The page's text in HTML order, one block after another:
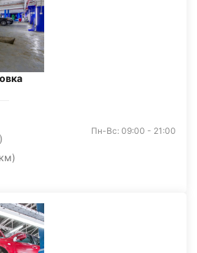
Пн-Вс: 09:00 - 21:00